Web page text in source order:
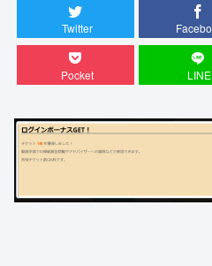
Twitter
Pocket LINE